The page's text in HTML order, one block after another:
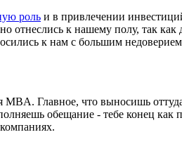
роль и в привлечении
отнеслись к нашему полу, так
к нам с большим
Главное, что выносишь
обещание - тебе конец как